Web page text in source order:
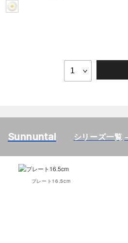
Sunnuntai シリーズ一覧
プレート16.5cm